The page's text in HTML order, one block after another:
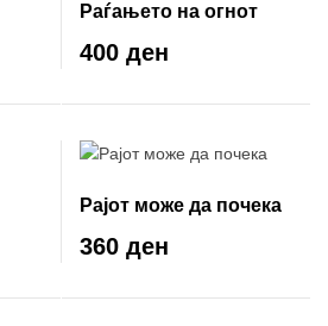
Раѓањето на огнот
400 ден
Рајот може да почека
360 ден